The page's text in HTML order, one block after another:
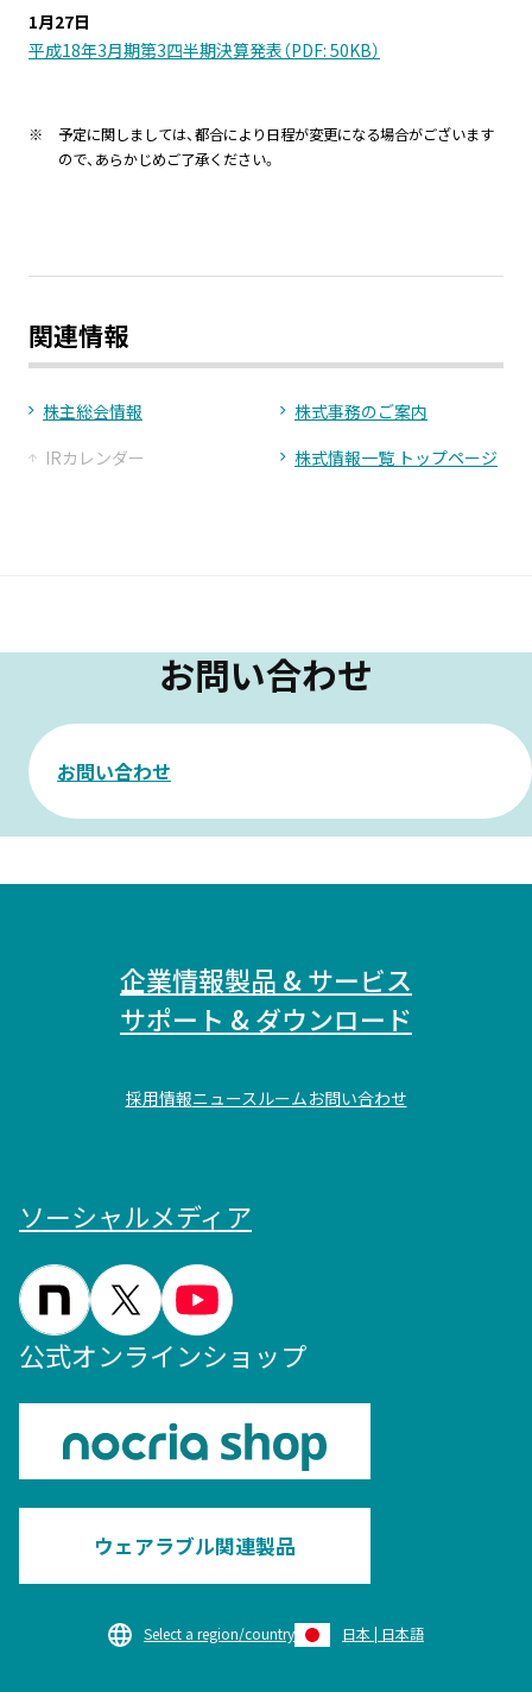
1月27日
平成18年3月期第3四半期決算発表（PDF: 50KB）
※
予定に関しましては、都合により日程が変更になる場合がございます
ので、あらかじめご了承ください。
関連情報
株主総会情報
株式事務のご案内
IRカレンダー
株式情報一覧 トップページ
お問い合わせ
お問い合わせ
企業情報製品 & サービス
サポート & ダウンロード
採用情報ニュースルームお問い合わせ
ソーシャルメディア
公式オンラインショップ
ウェアラブル関連製品
Select a region/country 日本 | 日本語